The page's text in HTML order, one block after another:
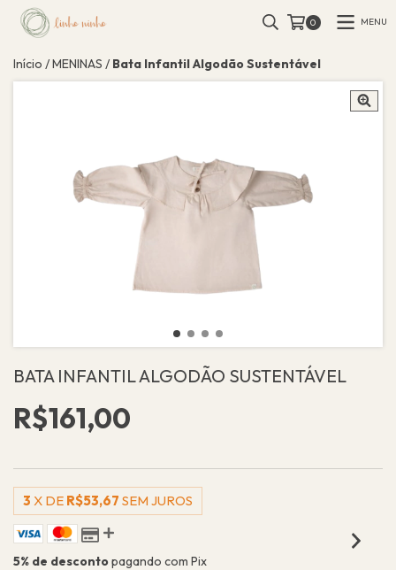
0 MENU
Início /MENINAS / Bata Infantil Algodão Sustentável
BATA INFANTIL ALGODÃO SUSTENTÁVEL
R$161,00
3 X DE R$53,67 SEM JUROS
5% de descontopagando com Pix